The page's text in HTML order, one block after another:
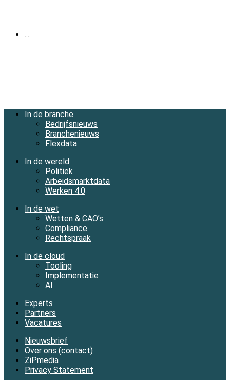
....
In de branche
Bedrijfsnieuws
Branchenieuws
Flexdata
In de wereld
Politiek
Arbeidsmarktdata
Werken 4.0
In de wet
Wetten & CAO’s
Compliance
Rechtspraak
In de cloud
Tooling
Implementatie
AI
Experts
Partners
Vacatures
Nieuwsbrief
Over ons (contact)
ZiPmedia
Privacy Statement